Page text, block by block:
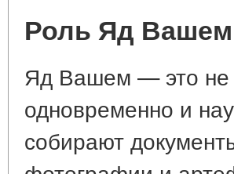
Роль Яд Вашем
Яд Вашем — это не
одновременно и
собирают